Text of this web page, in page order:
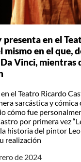
en el
en el que,
Vinci, mientras
el Teatro Ricardo
sarcástica y
cómo fue
por primera vez
historia del pintor
realización
de 2024